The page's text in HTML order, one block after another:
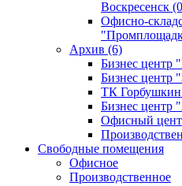
Воскресенск
Офисно-
Архив (6)
Бизнес центр
Бизнес центр
ТК
Бизнес
Офисный
Свободные помещения
Офисное
Производственное